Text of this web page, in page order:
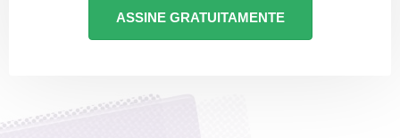
ASSINE GRATUITAMENTE